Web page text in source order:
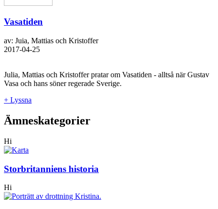
Vasatiden
av: Juia, Mattias och Kristoffer
2017-04-25
Julia, Mattias och Kristoffer pratar om Vasatiden - alltså när Gustav
Vasa och hans söner regerade Sverige.
+ Lyssna
Ämneskategorier
Hi
Storbritanniens historia
Hi